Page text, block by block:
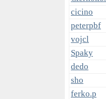
cicino
peterpbf
vojcl
Spaky
dedo
sho
ferko.p